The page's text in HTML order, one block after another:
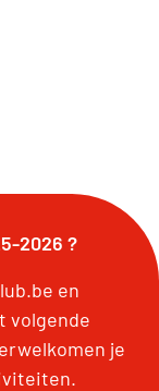
2026 ?
en
volgende
je